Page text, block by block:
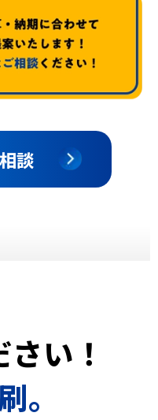
談
い！
。